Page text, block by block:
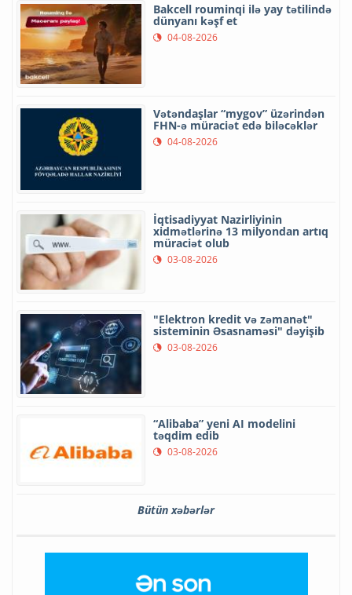
Bakcell rouminqi ilə yay tətilində
dünyanı kəşf et
04-08-2026
Vətəndaşlar “mygov” üzərindən
FHN-ə müraciət edə biləcəklər
04-08-2026
İqtisadiyyat Nazirliyinin
xidmətlərinə 13 milyondan artıq
müraciət olub
03-08-2026
"Elektron kredit və zəmanət"
sisteminin Əsasnaməsi" dəyişib
03-08-2026
“Alibaba” yeni AI modelini
təqdim edib
03-08-2026
Bütün xəbərlər